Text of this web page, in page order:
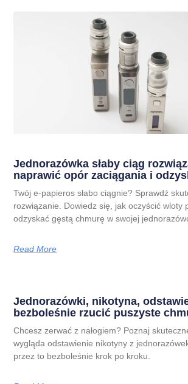
Jednorazówka słaby ciąg
naprawić opór zaciągania i
Twój e-papieros słabo ciągnie? Sprawdź
rozwiązanie. Dowiedz się, jak oczyścić wloty
odzyskać gęstą chmurę w swojej
Read More
Jednorazówki, nikotyna,
bezboleśnie rzucić puszyste
Chcesz zerwać z nałogiem? Poznaj
wygląda odstawienie nikotyny z
przez to bezboleśnie krok po kroku.